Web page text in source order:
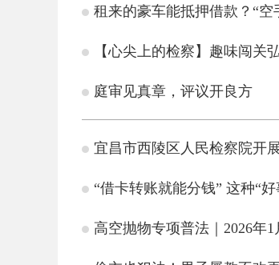
租来的豪车能抵押借款？“空
【心尖上的检察】趣味闯关
庭审见真章，评议开良方
宜昌市西陵区人民检察院开
“借卡转账就能分钱” 这种“好
高空抛物专项普法｜2026年